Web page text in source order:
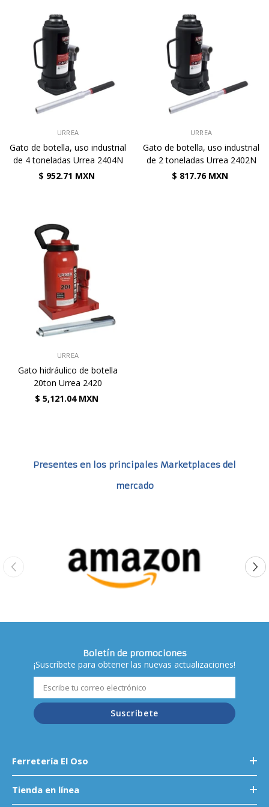
URREA
Gato de botella, uso industrial
de 4 toneladas Urrea 2404N
$ 952.71 MXN
URREA
Gato de botella, uso industrial
de 2 toneladas Urrea 2402N
$ 817.76 MXN
URREA
Gato hidráulico de botella
20ton Urrea 2420
$ 5,121.04 MXN
Presentes en los principales Marketplaces del
mercado
Boletín de promociones
¡Suscríbete para obtener las nuevas actualizaciones!
Suscríbete
Ferretería El Oso
Tienda en línea